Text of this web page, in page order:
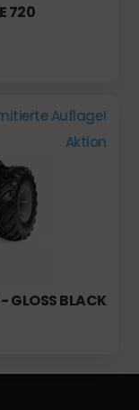
720
Auflage!
Aktion
GLOSS BLACK